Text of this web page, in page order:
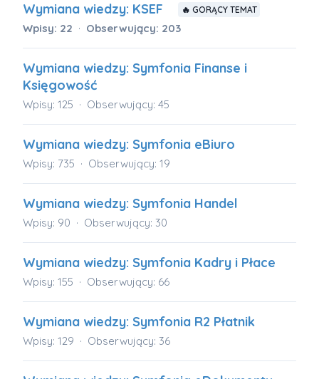
Wymiana wiedzy: KSEF 🔥 GORĄCY TEMAT
Wpisy: 22 Obserwujący: 203
Wymiana wiedzy: Symfonia Finanse i
Księgowość
Wpisy: 125 Obserwujący: 45
Wymiana wiedzy: Symfonia eBiuro
Wpisy: 735 Obserwujący: 19
Wymiana wiedzy: Symfonia Handel
Wpisy: 90 Obserwujący: 30
Wymiana wiedzy: Symfonia Kadry i Płace
Wpisy: 155 Obserwujący: 66
Wymiana wiedzy: Symfonia R2 Płatnik
Wpisy: 129 Obserwujący: 36